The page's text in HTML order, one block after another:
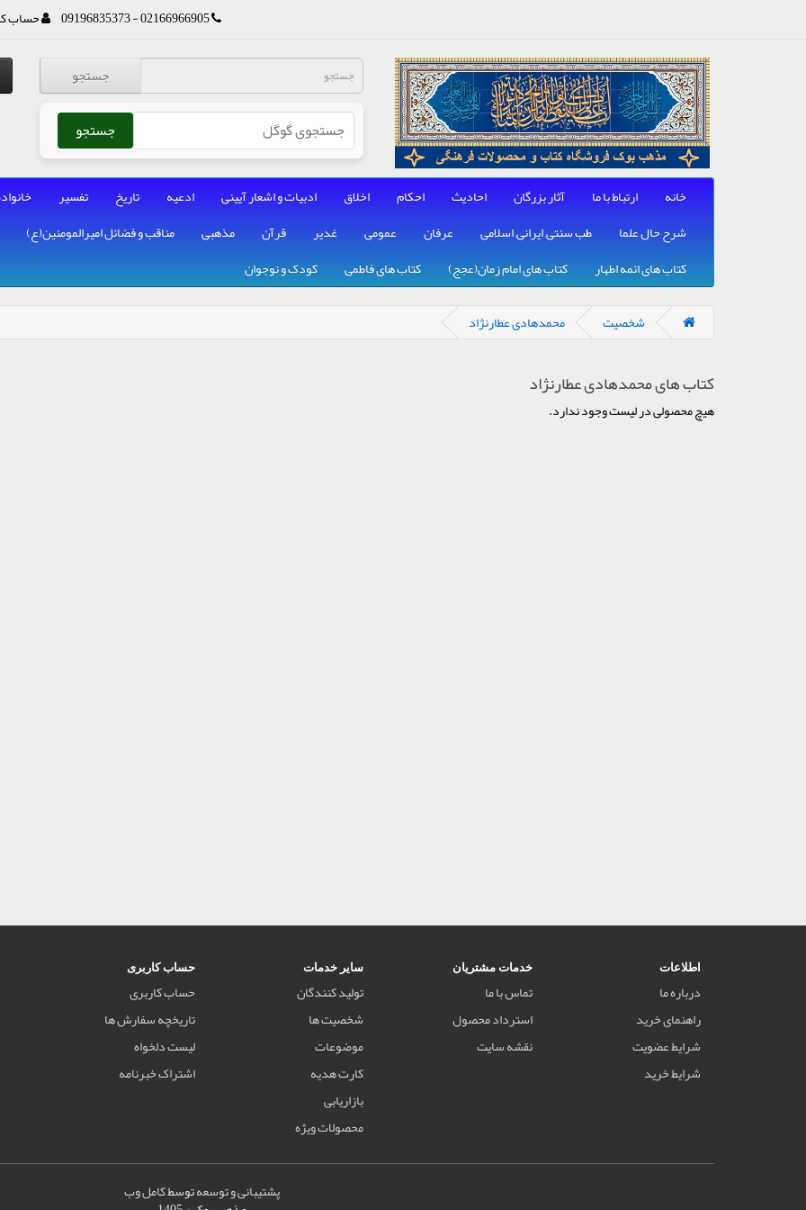
02166966905 - 09196835373 حساب
جستجو
جستجو
خانه ارتباط با ما آثار بزرگان احادیث احکام اخلاق ادبیات و اشعار آیینی ادعیه تاریخ تفسیر
شرح حال علما
طب سنتی, ایرانی, اسلامی عرفان عمومی غدیر قرآن مذهبی مناقب و فضائل امیرالمومنین(ع)
کتاب های ائمه اطهار
کتاب های امام زمان(عجج) کتاب های فاطمی کودک و نوجوان
شخصیت محمدهادی عطارنژاد
کتاب های محمدهادی عطارنژاد
هیچ محصولی در لیست وجود ندارد.
اطلاعات
درباره ما
راهنمای خرید
شرایط عضویت
شرایط خرید
خدمات مشتریان
تماس با ما
استرداد محصول
نقشه سایت
سایر خدمات
تولید کنندگان
شخصیت ها
موضوعات
کارت هدیه
بازاریابی
محصولات ویژه
حساب کاربری
حساب کاربری
تاریخچه سفارش ها
لیست دلخواه
اشتراک خبرنامه
پشتیبانی و توسعهتوسطکامل وب